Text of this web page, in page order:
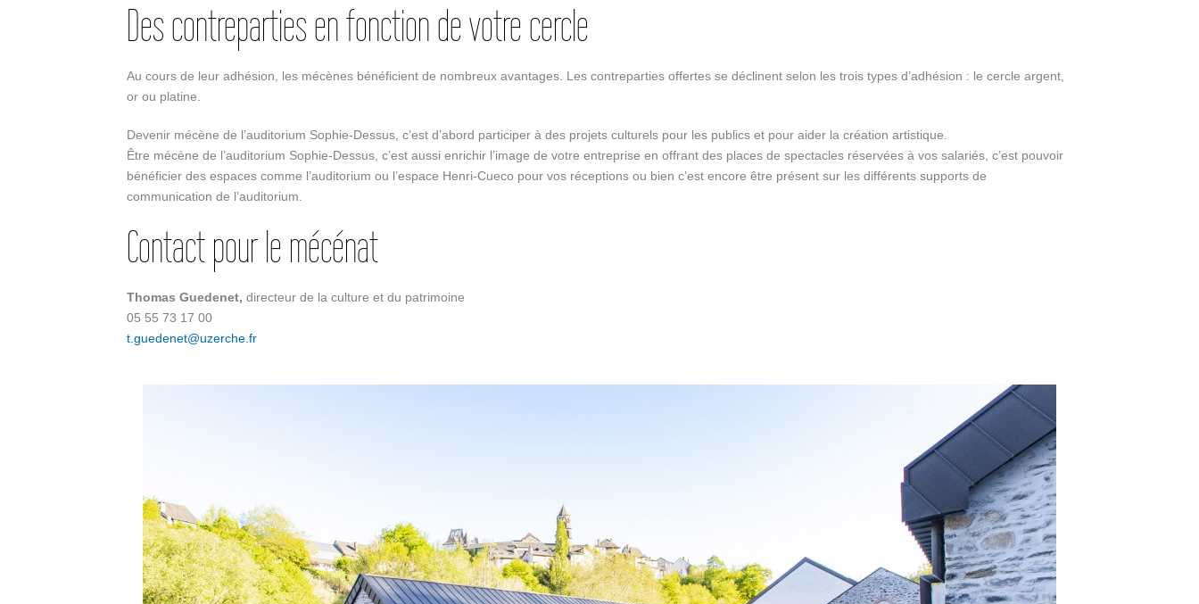
Des contreparties en fonction de votre cercle
Au cours de leur adhésion, les mécènes bénéficient de nombreux avantages. Les contreparties offertes se déclinent selon les trois types d’adhésion : le cercle argent,
or ou platine.
Devenir mécène de l’auditorium Sophie-Dessus, c’est d’abord participer à des projets culturels pour les publics et pour aider la création artistique.
Être mécène de l’auditorium Sophie-Dessus, c’est aussi enrichir l’image de votre entreprise en offrant des places de spectacles réservées à vos salariés, c’est pouvoir
bénéficier des espaces comme l’auditorium ou l’espace Henri-Cueco pour vos réceptions ou bien c’est encore être présent sur les différents supports de
communication de l’auditorium.
Contact pour le mécénat
Thomas Guedenet, directeur de la culture et du patrimoine
05 55 73 17 00
t.guedenet@uzerche.fr